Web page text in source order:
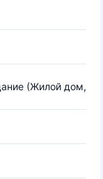
(Жилой дом,